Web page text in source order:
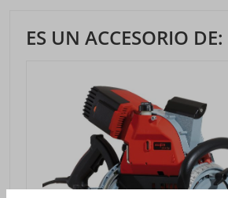
ES UN ACCESORIO DE: